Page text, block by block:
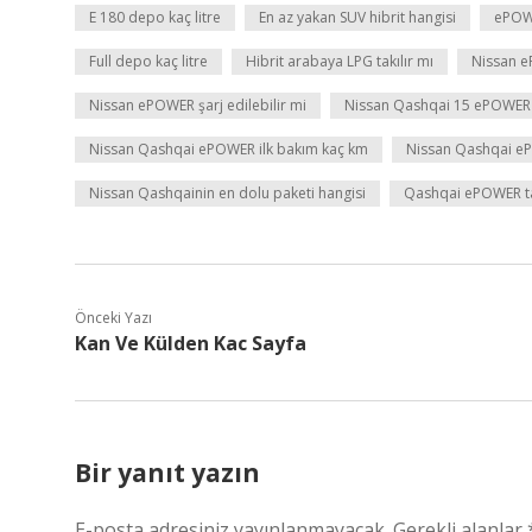
E 180 depo kaç litre En az yakan SUV hibrit hangisi
Full depo kaç litre Hibrit arabaya LPG takılır mı Nissan
Nissan ePOWER şarj edilebilir mi Nissan Qashqai 15
Nissan Qashqai ePOWER ilk bakım kaç km Nissan Qashqai
Nissan Qashqainin en dolu paketi hangisi Qashqai ePOWER
Önceki Yazı
Kan Ve Külden Kac Sayfa
Bir yanıt yazın